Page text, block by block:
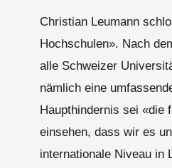
Christian Leumann
Hochschulen». Nach
alle Schweizer
nämlich eine
Haupthindernis sei «die
einsehen, dass wir es
internationale Niveau in